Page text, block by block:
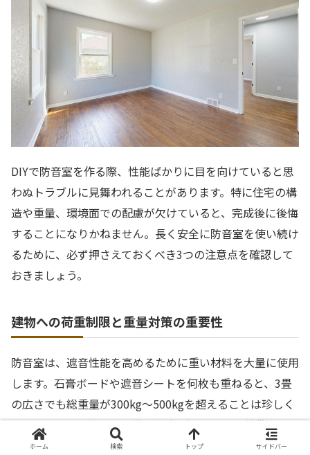
DIYで防音室を作る際、性能ばかりに目を向けていると思
わぬトラブルに見舞われることがあります。特に住宅の構
造や重量、環境面での配慮が欠けていると、完成後に後悔
することになりかねません。長く安全に防音室を使い続け
るために、必ず押さえておくべき3つの注意点を確認して
おきましょう。
建物への荷重制限と重量対策の重要性
防音室は、遮音性能を高めるために重い材料を大量に使用
します。石膏ボードや遮音シートを何枚も重ねると、3畳
の広さでも総重量が300kg〜500kgを超えることは珍しく
ありません。日本の一般的な住宅（特に木造や賃貸）で
は、床の積載荷重は1平方メートルあたり180kg程度と定
ホーム 検索 トップ サイドバー